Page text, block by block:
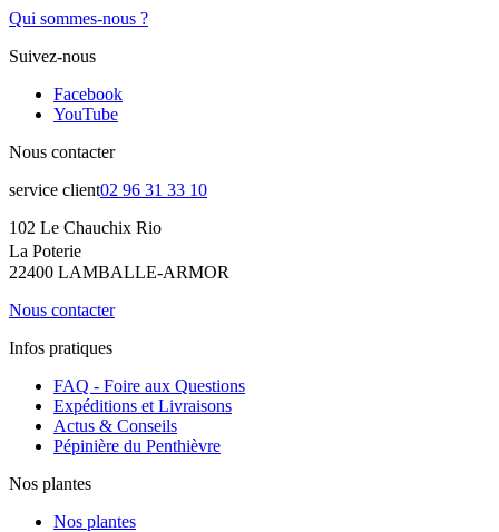
Qui sommes-nous ?
Suivez-nous
Facebook
YouTube
Nous contacter
service client02 96 31 33 10
102 Le Chauchix Rio
La Poterie
22400 LAMBALLE-ARMOR
Nous contacter
Infos pratiques
FAQ - Foire aux Questions
Expéditions et Livraisons
Actus & Conseils
Pépinière du Penthièvre
Nos plantes
Nos plantes